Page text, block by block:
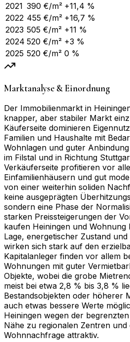
2021 390 €/m² +11,4 %
2022 455 €/m² +16,7 %
2023 505 €/m² +11 %
2024 520 €/m² +3 %
2025 520 €/m² 0 %
Marktanalyse & Einordnung
Der Immobilienmarkt in
knapper, aber stabiler Markt
Käuferseite dominieren
Familien und Haushalte mit
Wohnlagen und guter
im Filstal und in Richtung
Verkäuferseite profitieren vor
Einfamilienhäusern und gut
von einer weiterhin soliden
keine ausgeprägten
sondern eine Phase der
starken Preissteigerungen der
kaufen Heiningen und Wohnung
Lage, energetischer Zustand
wirken sich stark auf den
Kapitalanleger finden vor allem
Wohnungen mit guter
Objekte, wobei die grobe
meist bei etwa 2,8 % bis 3,8 %
Bestandsobjekten oder höherer
auch etwas bessere Werte
Heiningen wegen der
Nähe zu regionalen Zentren und
Wohnnachfrage attraktiv.